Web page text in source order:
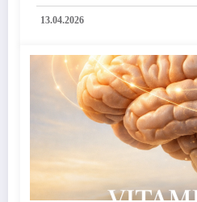
13.04.2026